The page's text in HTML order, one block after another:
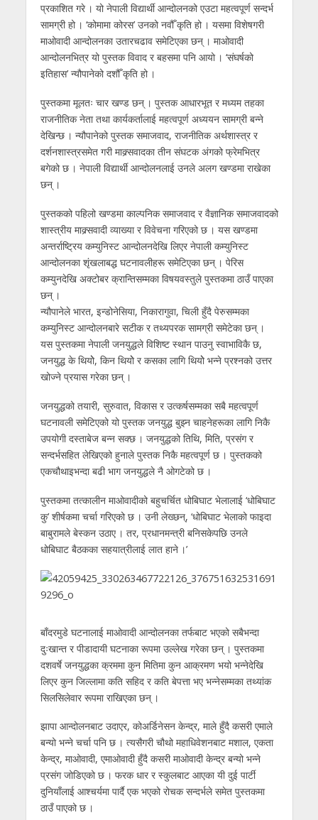
प्रकाशित गरे । यो नेपाली विद्यार्थी आन्दोलनको एउटा महत्वपूर्ण सन्दर्भ
सामग्री हो । ‘कोमामा कोरस’ उनको नवौँ कृति हो । यसमा विशेषगरी
माओवादी आन्दोलनका उतारचढाव समेटिएका छन् । माओवादी
आन्दोलनभित्र यो पुस्तक विवाद र बहसमा पनि आयो । ‘संघर्षको
इतिहास’ न्यौपानेको दशौँ कृति हो ।
पुस्तकमा मूलतः चार खण्ड छन् । पुस्तक आधारभूत र मध्यम तहका
राजनीतिक नेता तथा कार्यकर्तालाई महत्वपूर्ण अध्ययन सामग्री बन्ने
देखिन्छ । न्यौपानेको पुस्तक समाजवाद, राजनीतिक अर्थशास्त्र र
दर्शनशास्त्रसमेत गरी माक्र्सवादका तीन संघटक अंगको फ्रेमभित्र
बगेको छ । नेपाली विद्यार्थी आन्दोलनलाई उनले अलग खण्डमा राखेका
छन् ।
पुस्तकको पहिलो खण्डमा काल्पनिक समाजवाद र वैज्ञानिक समाजवादको
शास्त्रीय माक्र्सवादी व्याख्या र विवेचना गरिएको छ । यस खण्डमा
अन्तर्राष्ट्रिय कम्युनिस्ट आन्दोलनदेखि लिएर नेपाली कम्युनिस्ट
आन्दोलनका शृंखलाबद्ध घटनावलीहरू समेटिएका छन् । पेरिस
कम्युनदेखि अक्टोबर क्रान्तिसम्मका विषयवस्तुले पुस्तकमा ठाउँ पाएका
छन् ।
न्यौपानेले भारत, इन्डोनेसिया, निकारागुवा, चिली हुँदै पेरुसम्मका
कम्युनिस्ट आन्दोलनबारे सटीक र तथ्यपरक सामग्री समेटेका छन् ।
यस पुस्तकमा नेपाली जनयुद्धले विशिष्ट स्थान पाउनु स्वाभाविकै छ,
जनयुद्ध के थियोे, किन थियोे र कसका लागि थियोे भन्ने प्रश्नको उत्तर
खोज्ने प्रयास गरेका छन् ।
जनयुद्धको तयारी, सुरुवात, विकास र उत्कर्षसम्मका सबै महत्वपूर्ण
घटनावली समेटिएको यो पुस्तक जनयुद्ध बुझ्न चाहनेहरूका लागि निकै
उपयोगी दस्ताबेज बन्न सक्छ । जनयुद्धको तिथि, मिति, प्रसंग र
सन्दर्भसहित लेखिएको हुनाले पुस्तक निकै महत्वपूर्ण छ । पुस्तकको
एकचौथाइभन्दा बढी भाग जनयुद्धले नै ओगटेको छ ।
पुस्तकमा तत्कालीन माओवादीको बहुचर्चित धोबिघाट भेलालाई ‘धोबिघाट
कु’ शीर्षकमा चर्चा गरिएको छ । उनी लेख्छन्, ‘धोबिघाट भेलाको फाइदा
बाबुरामले बेस्कन उठाए । तर, प्रधानमन्त्री बनिसकेपछि उनले
धोबिघाट बैठकका सहयात्रीलाई लात हाने ।’
बाँदरमुडे घटनालाई माओवादी आन्दोलनका तर्फबाट भएको सबैभन्दा
दुःखान्त र पीडादायी घटनाका रूपमा उल्लेख गरेका छन् । पुस्तकमा
दशवर्षे जनयुद्धका क्रममा कुन मितिमा कुन आक्रमण भयो भन्नेदेखि
लिएर कुन जिल्लामा कति सहिद र कति बेपत्ता भए भन्नेसम्मका तथ्यांक
सिलसिलेवार रूपमा राखिएका छन् ।
झापा आन्दोलनबाट उदाएर, कोअर्डिनेसन केन्द्र, माले हुँदै कसरी एमाले
बन्यो भन्ने चर्चा पनि छ । त्यसैगरी चौथो महाधिवेशनबाट मशाल, एकता
केन्द्र, माओवादी, एमाओवादी हुँदै कसरी माओवादी केन्द्र बन्यो भन्ने
प्रसंग जोडिएको छ । फरक धार र स्कुलबाट आएका यी दुई पार्टी
दुनियाँलाई आश्चर्यमा पार्दै एक भएको रोचक सन्दर्भले समेत पुस्तकमा
ठाउँ पाएको छ ।